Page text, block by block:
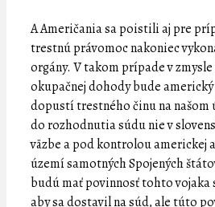
A Američania sa poistili aj pre
trestnú právomoc nakoniec
orgány. V takom prípade v zmysle
okupačnej dohody bude
dopustí trestného činu na našom
do rozhodnutia súdu nie v
väzbe a pod kontrolou americkej
území samotných Spojených
budú mať povinnosť tohto vojaka
aby sa dostavil na súd, ale túto